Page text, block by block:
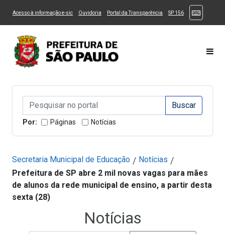
Ir ao Conteúdo Ir para menu principal Ir para busca 3
Alternar Alto Contraste
Acesso à informação e-sic(Link para um novo sítio)
Ouvidoria (Link para um novo sítio)
Portal da Transparência (Link para um novo sítio)
SP 156(Link para um
Campo de Busca de informações
Campo de Busca de informações Enviar a Busca
Por: Páginas Notícias
Secretaria Municipal de Educação / Notícias /
Prefeitura de SP abre 2 mil novas vagas para mães
de alunos da rede municipal de ensino, a partir desta
sexta (28)
Notícias